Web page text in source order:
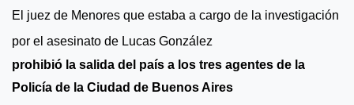
El juez de Menores que estaba a cargo de la investigación
por el asesinato de Lucas González
prohibió la salida del país a los tres agentes de la
Policía de la Ciudad de Buenos Aires